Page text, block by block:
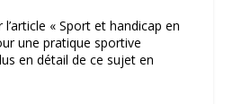
« Sport et handicap en
une pratique sportive
en détail de ce sujet en